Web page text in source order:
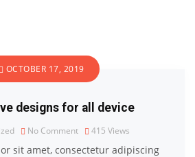
OCTOBER 17, 2019
designs for all device
No Comment 415 Views
sit amet, consectetur adipiscing